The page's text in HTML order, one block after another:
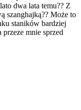
dwa lata temu?? Z
szanghajką?? Może to
staników bardziej
mnie sprzed